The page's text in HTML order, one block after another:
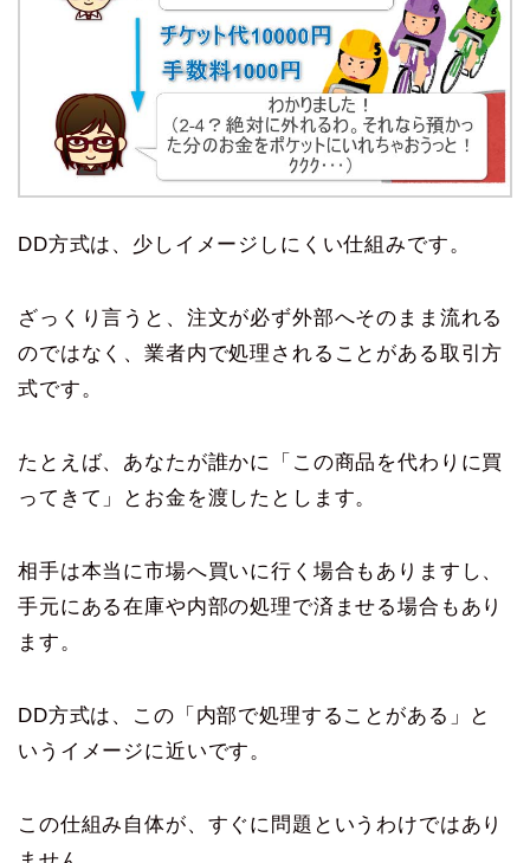
DD方式は、少しイメージしにくい仕組みです。
ざっくり言うと、注文が必ず外部へそのまま流れる
のではなく、業者内で処理されることがある取引方
式です。
たとえば、あなたが誰かに「この商品を代わりに買
ってきて」とお金を渡したとします。
相手は本当に市場へ買いに行く場合もありますし、
手元にある在庫や内部の処理で済ませる場合もあり
ます。
DD方式は、この「内部で処理することがある」と
いうイメージに近いです。
この仕組み自体が、すぐに問題というわけではあり